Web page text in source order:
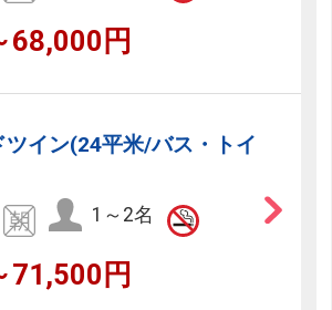
68,000円
ツイン(24平米/バス・トイ
1～2名
71,500円